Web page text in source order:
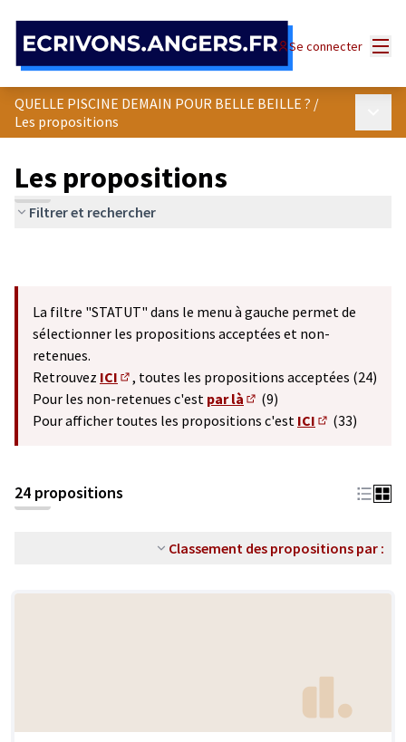
Se connecter
QUELLE PISCINE DEMAIN POUR BELLE BEILLE ? /
Les propositions
Les propositions
Filtrer et rechercher
La filtre "STATUT" dans le menu à gauche permet de
sélectionner les propositions acceptées et non-
retenues.
Retrouvez ICI
(S'ouvre dans un nouvel onglet)
, toutes les propositions acceptées (24)
Pour les non-retenues c'est par là
(S'ouvre dans un nouvel
(9)
Pour afficher toutes les propositions c'est ICI
(33)
24 propositions
Classement des propositions par :